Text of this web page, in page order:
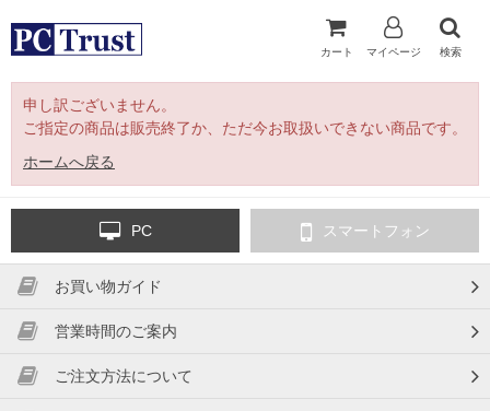
カート マイページ 検索
申し訳ございません。
ご指定の商品は販売終了か、ただ今お取扱いできない商品です。
ホームへ戻る
PC スマートフォン
お買い物ガイド
営業時間のご案内
ご注文方法について